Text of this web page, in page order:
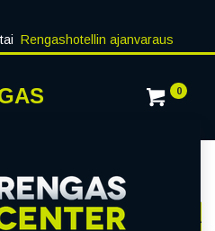
tai Rengashotellin ajanvaraus
0
Näytä kaikki
MUUT